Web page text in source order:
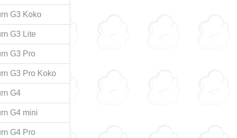
G3 Koko
G3 Lite
G3 Pro
G3 Pro Koko
G4
G4 mini
G4 Pro